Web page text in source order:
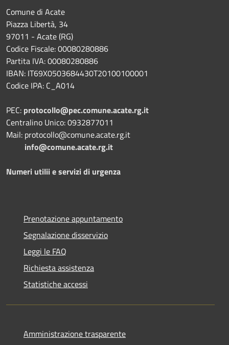
Comune di Acate
Piazza Libertà, 34
97011 - Acate (RG)
Codice Fiscale: 00080280886
Partita IVA: 00080280886
IBAN: IT69X0503684430T20100100001
Codice IPA: C_A014
PEC: protocollo@pec.comune.acate.rg.it
Centralino Unico: 0932877011
Mail: protocollo@comune.acate.rg.it
info@comune.acate.rg.it
Numeri utilii e servizi di urgenza
Prenotazione appuntamento
Segnalazione disservizio
Leggi le FAQ
Richiesta assistenza
Statistiche accessi
Amministrazione trasparente